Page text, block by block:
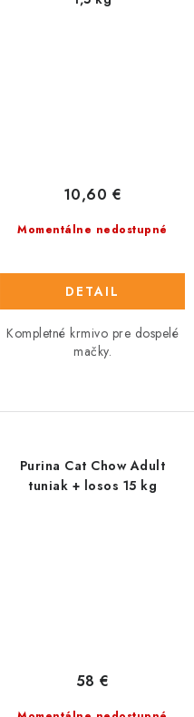
Momentálne nedostupné
10,60 €
DETAIL
Kompletné krmivo pre dospelé
mačky.
Purina Cat Chow Adult
tuniak + losos 15 kg
58 €